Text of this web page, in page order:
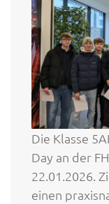
Die Klasse
Day an der
22.01.2026.
einen